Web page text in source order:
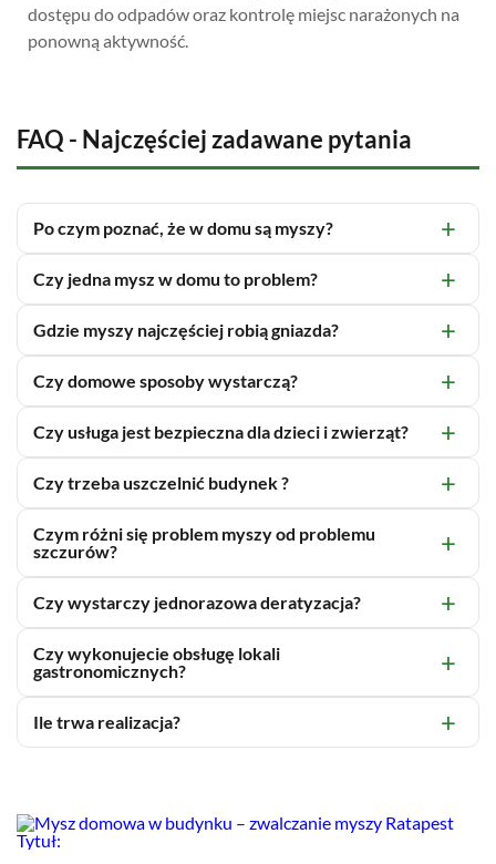
dostępu do odpadów oraz kontrolę miejsc narażonych na
ponowną aktywność.
FAQ - Najczęściej zadawane pytania
Po czym poznać, że w domu są myszy?
Czy jedna mysz w domu to problem?
Gdzie myszy najczęściej robią gniazda?
Czy domowe sposoby wystarczą?
Czy usługa jest bezpieczna dla dzieci i zwierząt?
Czy trzeba uszczelnić budynek ?
Czym różni się problem myszy od problemu
szczurów?
Czy wystarczy jednorazowa deratyzacja?
Czy wykonujecie obsługę lokali
gastronomicznych?
Ile trwa realizacja?